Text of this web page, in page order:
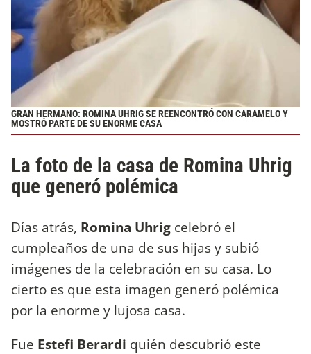
GRAN HERMANO: ROMINA UHRIG SE REENCONTRÓ CON CARAMELO Y
MOSTRÓ PARTE DE SU ENORME CASA
La foto de la casa de Romina Uhrig
que generó polémica
Días atrás, Romina Uhrig celebró el
cumpleaños de una de sus hijas y subió
imágenes de la celebración en su casa. Lo
cierto es que esta imagen generó polémica
por la enorme y lujosa casa.
Fue Estefi Berardi quién descubrió este